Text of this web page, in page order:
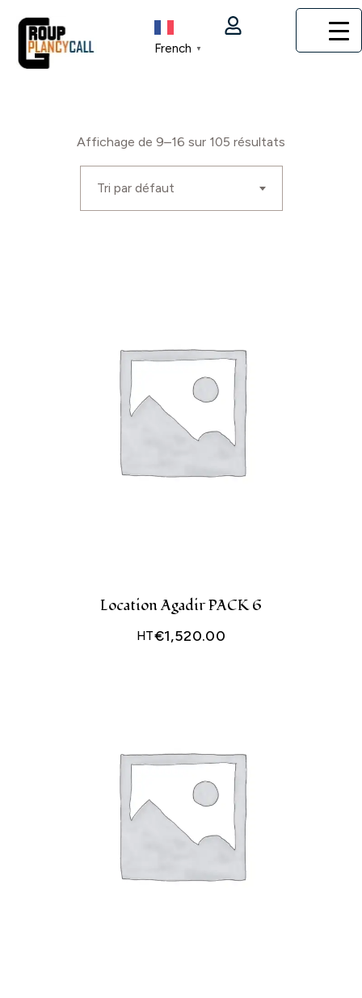
French ▼
Affichage de 9–16 sur 105 résultats
Tri par défaut
Location Agadir PACK 6
€1,520.00
HT